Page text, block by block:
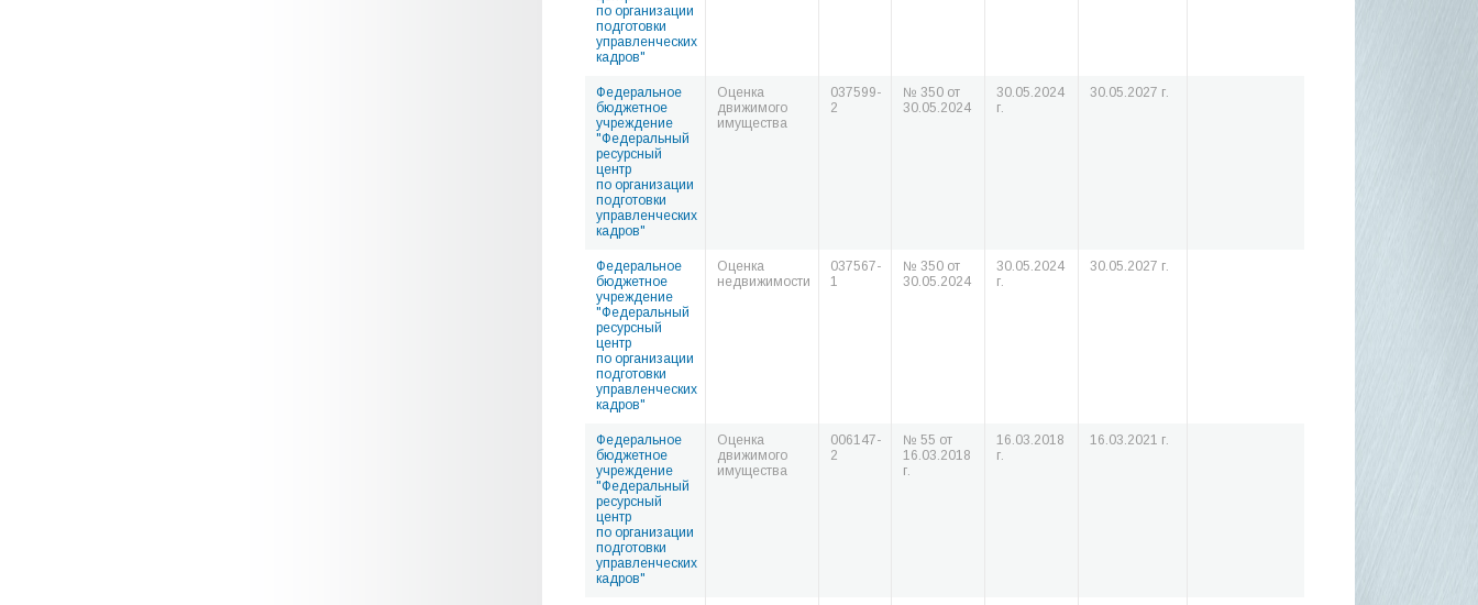
по организации
подготовки
управленческих
кадров"
Федеральное
бюджетное
учреждение
"Федеральный
ресурсный
центр
по организации
подготовки
управленческих
кадров"
Оценка
движимого
имущества
037599-
2
№ 350 от
30.05.2024
30.05.2024
г.
30.05.2027 г.
Федеральное
бюджетное
учреждение
"Федеральный
ресурсный
центр
по организации
подготовки
управленческих
кадров"
Оценка
недвижимости
037567-
1
№ 350 от
30.05.2024
30.05.2024
г.
30.05.2027 г.
Федеральное
бюджетное
учреждение
"Федеральный
ресурсный
центр
по организации
подготовки
управленческих
кадров"
Оценка
движимого
имущества
006147-
2
№ 55 от
16.03.2018
г.
16.03.2018
г.
16.03.2021 г.